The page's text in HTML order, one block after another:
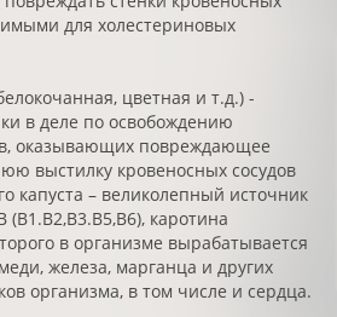
для холестериновых
цветная и т.д.) -
в деле по освобождению
оказывающих повреждающее
выстилку кровеносных сосудов
капуста – великолепный источник
каротина
в организме вырабатывается
железа, марганца и других
организма, в том числе и сердца.